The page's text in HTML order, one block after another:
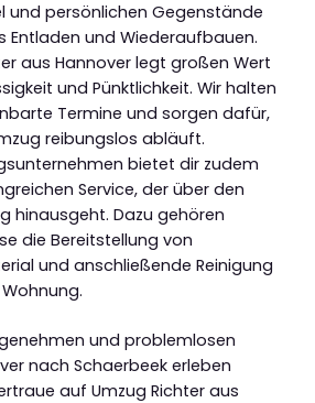
und persönlichen Gegenstände
Entladen und Wiederaufbauen.
aus Hannover legt großen Wert
und Pünktlichkeit. Wir halten
Termine und sorgen dafür,
reibungslos abläuft.
bietet dir zudem
Service, der über den
hinausgeht. Dazu gehören
die Bereitstellung von
und anschließende Reinigung
und problemlosen
nach Schaerbeek erleben
auf Umzug Richter aus